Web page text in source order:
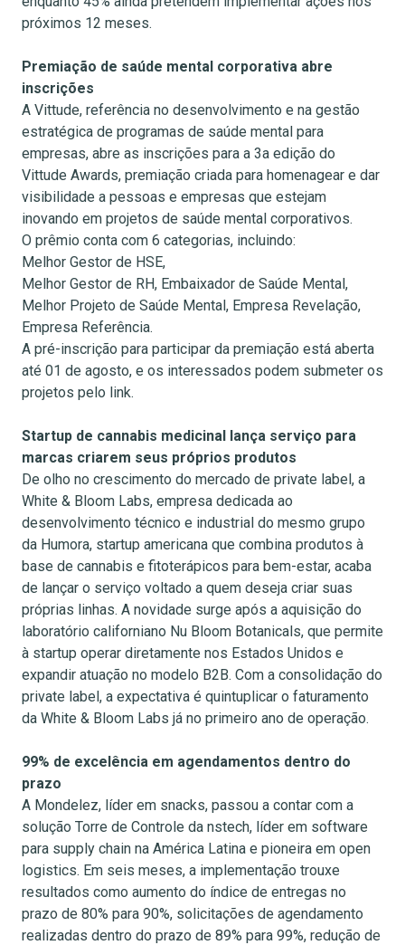
próximos 12 meses.
Premiação de saúde mental corporativa abre
inscrições
A Vittude, referência no desenvolvimento e na gestão
estratégica de programas de saúde mental para
empresas, abre as inscrições para a 3a edição do
Vittude Awards, premiação criada para homenagear e dar
visibilidade a pessoas e empresas que estejam
inovando em projetos de saúde mental corporativos.
O prêmio conta com 6 categorias, incluindo:
Melhor Gestor de HSE,
Melhor Gestor de RH, Embaixador de Saúde Mental,
Melhor Projeto de Saúde Mental, Empresa Revelação,
Empresa Referência.
A pré-inscrição para participar da premiação está aberta
até 01 de agosto, e os interessados podem submeter os
projetos pelo link.
Startup de cannabis medicinal lança serviço para
marcas criarem seus próprios produtos
De olho no crescimento do mercado de private label, a
White & Bloom Labs, empresa dedicada ao
desenvolvimento técnico e industrial do mesmo grupo
da Humora, startup americana que combina produtos à
base de cannabis e fitoterápicos para bem-estar, acaba
de lançar o serviço voltado a quem deseja criar suas
próprias linhas. A novidade surge após a aquisição do
laboratório californiano Nu Bloom Botanicals, que permite
à startup operar diretamente nos Estados Unidos e
expandir atuação no modelo B2B. Com a consolidação do
private label, a expectativa é quintuplicar o faturamento
da White & Bloom Labs já no primeiro ano de operação.
99% de excelência em agendamentos dentro do
prazo
A Mondelez, líder em snacks, passou a contar com a
solução Torre de Controle da nstech, líder em software
para supply chain na América Latina e pioneira em open
logistics. Em seis meses, a implementação trouxe
resultados como aumento do índice de entregas no
prazo de 80% para 90%, solicitações de agendamento
realizadas dentro do prazo de 89% para 99%, redução de